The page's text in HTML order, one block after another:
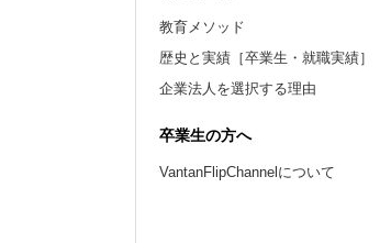
教育メソッド
歴史と実績［卒業生・就職実績］
企業法人を選択する理由
卒業生の方へ
VantanFlipChannelについて